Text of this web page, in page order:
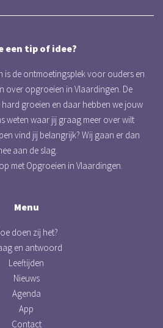
een tip of idee?
is de ontmoetingsplek voor ouders en
over opgroeien in Vlaardingen. De
groeien en daar hebben we jouw
weten waar jij graag meer over wilt
vind jij belangrijk? Wij gaan er dan
aan de slag.
op met Opgroeien in Vlaardingen.
Menu
doen zij het?
en antwoord
Leeftijden
Nieuws
Agenda
App
Contact